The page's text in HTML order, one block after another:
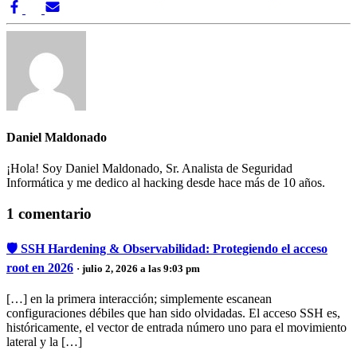
Daniel Maldonado
¡Hola! Soy Daniel Maldonado, Sr. Analista de Seguridad
Informática y me dedico al hacking desde hace más de 10 años.
1 comentario
🛡️ SSH Hardening & Observabilidad: Protegiendo el acceso
root en 2026 · julio 2, 2026 a las 9:03 pm
[…] en la primera interacción; simplemente escanean
configuraciones débiles que han sido olvidadas. El acceso SSH es,
históricamente, el vector de entrada número uno para el movimiento
lateral y la […]